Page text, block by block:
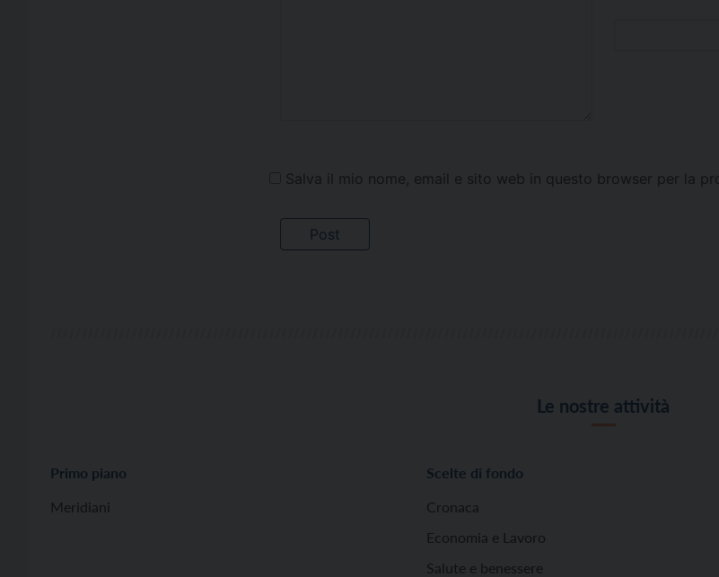
Salva il mio nome, email e sito web in questo browser per la
Le nostre attività
Primo piano
Meridiani
Scelte di fondo
Cronaca
Economia e Lavoro
Salute e benessere